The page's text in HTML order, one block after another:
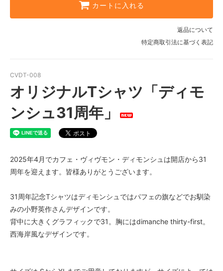
カートに入れる
返品について
特定商取引法に基づく表記
CVDT-008
オリジナルTシャツ「ディモ
ンシュ31周年」
2025年4月でカフェ・ヴィヴモン・ディモンシュは開店から31
周年を迎えます。皆様ありがとうございます。
31周年記念Tシャツはディモンシュではパフェの旗などでお馴染
みの小野英作さんデザインです。
背中に大きくグラフィックで31。胸にはdimanche thirty-first。
西海岸風なデザインです。